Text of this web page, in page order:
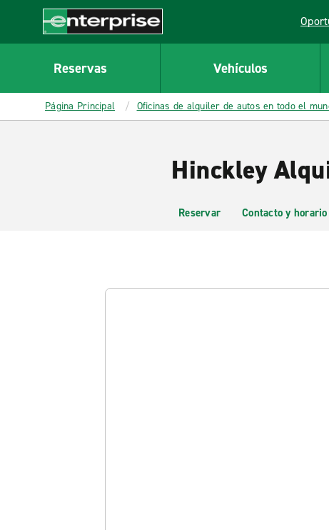
CONTENT
Enterprise
Link
Reservas Vehículos
Página Principal Oficinas de alquiler de autos en todo el
Hinckley
Reservar Contacto y